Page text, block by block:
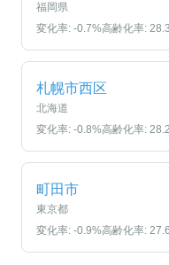
福岡県
変化率: -0.7%高齢化率: 28.3
札幌市西区
北海道
変化率: -0.8%高齢化率: 28.2
町田市
東京都
変化率: -0.9%高齢化率: 27.6